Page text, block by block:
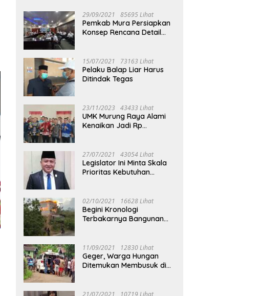
29/09/2021 85695 Lihat
Pemkab Mura Persiapkan
Konsep Rencana Detail
15/07/2021 73163 Lihat
Pelaku Balap Liar Harus
Ditindak Tegas
23/11/2023 43433 Lihat
UMK Murung Raya Alami
Kenaikan Jadi Rp
27/07/2021 43054 Lihat
Legislator Ini Minta Skala
Prioritas Kebutuhan
02/10/2021 16628 Lihat
Begini Kronologi
Terbakarnya Bangunan
11/09/2021 12830 Lihat
Geger, Warga Hungan
Ditemukan Membusuk di
21/07/2021 10719 Lihat